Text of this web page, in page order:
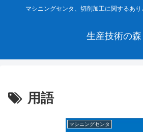
マシニングセンタ、切削加工に関するあ
生産技術の森
用語
マシニングセンタ